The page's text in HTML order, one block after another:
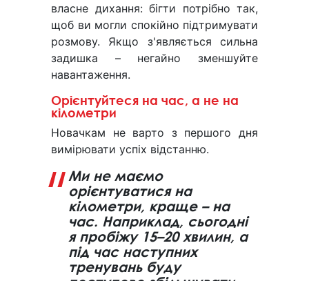
власне дихання: бігти потрібно так,
щоб ви могли спокійно підтримувати
розмову. Якщо з'являється сильна
задишка – негайно зменшуйте
навантаження.
Орієнтуйтеся на час, а не на
кілометри
Новачкам не варто з першого дня
вимірювати успіх відстанню.
Ми не маємо
орієнтуватися на
кілометри, краще – на
час. Наприклад, сьогодні
я пробіжу 15–20 хвилин, а
під час наступних
тренувань буду